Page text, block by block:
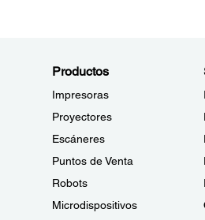
Productos
Impresoras
Proyectores
Escáneres
Puntos de Venta
Robots
Microdispositivos